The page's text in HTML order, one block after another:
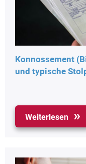
Konnossement
und typische
Weiterlesen